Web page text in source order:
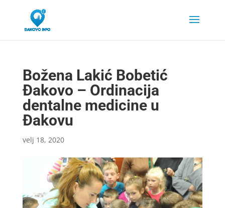
Božena Lakić Bobetić
Đakovo – Ordinacija
dentalne medicine u
Đakovu
velj 18, 2020